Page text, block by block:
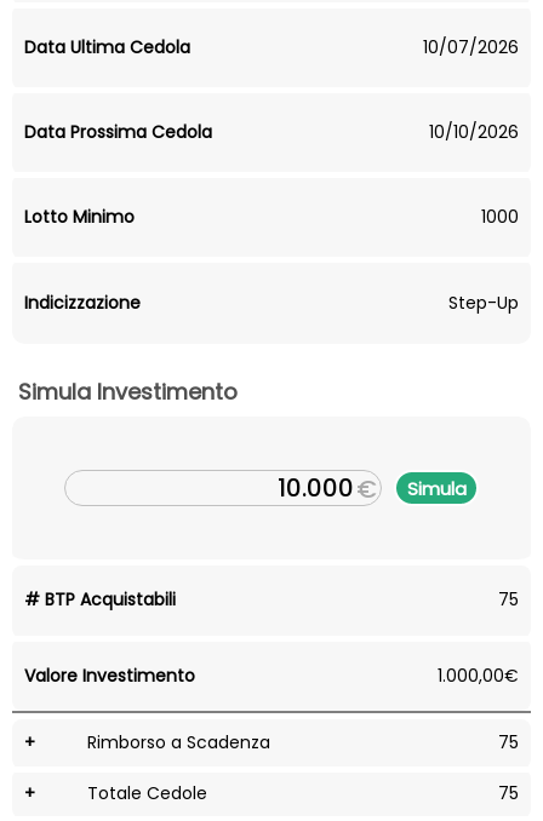
Data Ultima Cedola 10/07/2026
Data Prossima Cedola 10/10/2026
Lotto Minimo 1000
Indicizzazione Step-Up
Simula Investimento
€ Simula
# BTP Acquistabili 75
Valore Investimento 1.000,00€
+ Rimborso a Scadenza 75
+ Totale Cedole 75